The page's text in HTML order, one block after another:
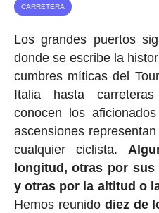
CARRETERA
Los grandes puertos
donde se escribe la
cumbres míticas del
Italia hasta
conocen los
ascensiones
cualquier ciclista.
longitud, otras por
y otras por la altitud o
Hemos reunido diez de